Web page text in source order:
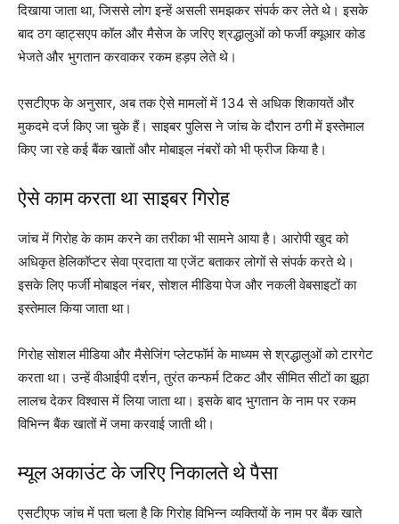
दिखाया जाता था, जिससे लोग इन्हें असली समझकर संपर्क कर लेते थे। इसके
बाद ठग व्हाट्सएप कॉल और मैसेज के जरिए श्रद्धालुओं को फर्जी क्यूआर कोड
भेजते और भुगतान करवाकर रकम हड़प लेते थे।
एसटीएफ के अनुसार, अब तक ऐसे मामलों में 134 से अधिक शिकायतें और
मुकदमे दर्ज किए जा चुके हैं। साइबर पुलिस ने जांच के दौरान ठगी में इस्तेमाल
किए जा रहे कई बैंक खातों और मोबाइल नंबरों को भी फ्रीज किया है।
ऐसे काम करता था साइबर गिरोह
जांच में गिरोह के काम करने का तरीका भी सामने आया है। आरोपी खुद को
अधिकृत हेलिकॉप्टर सेवा प्रदाता या एजेंट बताकर लोगों से संपर्क करते थे।
इसके लिए फर्जी मोबाइल नंबर, सोशल मीडिया पेज और नकली वेबसाइटों का
इस्तेमाल किया जाता था।
गिरोह सोशल मीडिया और मैसेजिंग प्लेटफॉर्म के माध्यम से श्रद्धालुओं को टारगेट
करता था। उन्हें वीआईपी दर्शन, तुरंत कन्फर्म टिकट और सीमित सीटों का झूठा
लालच देकर विश्वास में लिया जाता था। इसके बाद भुगतान के नाम पर रकम
विभिन्न बैंक खातों में जमा करवाई जाती थी।
म्यूल अकाउंट के जरिए निकालते थे पैसा
एसटीएफ जांच में पता चला है कि गिरोह विभिन्न व्यक्तियों के नाम पर बैंक खाते